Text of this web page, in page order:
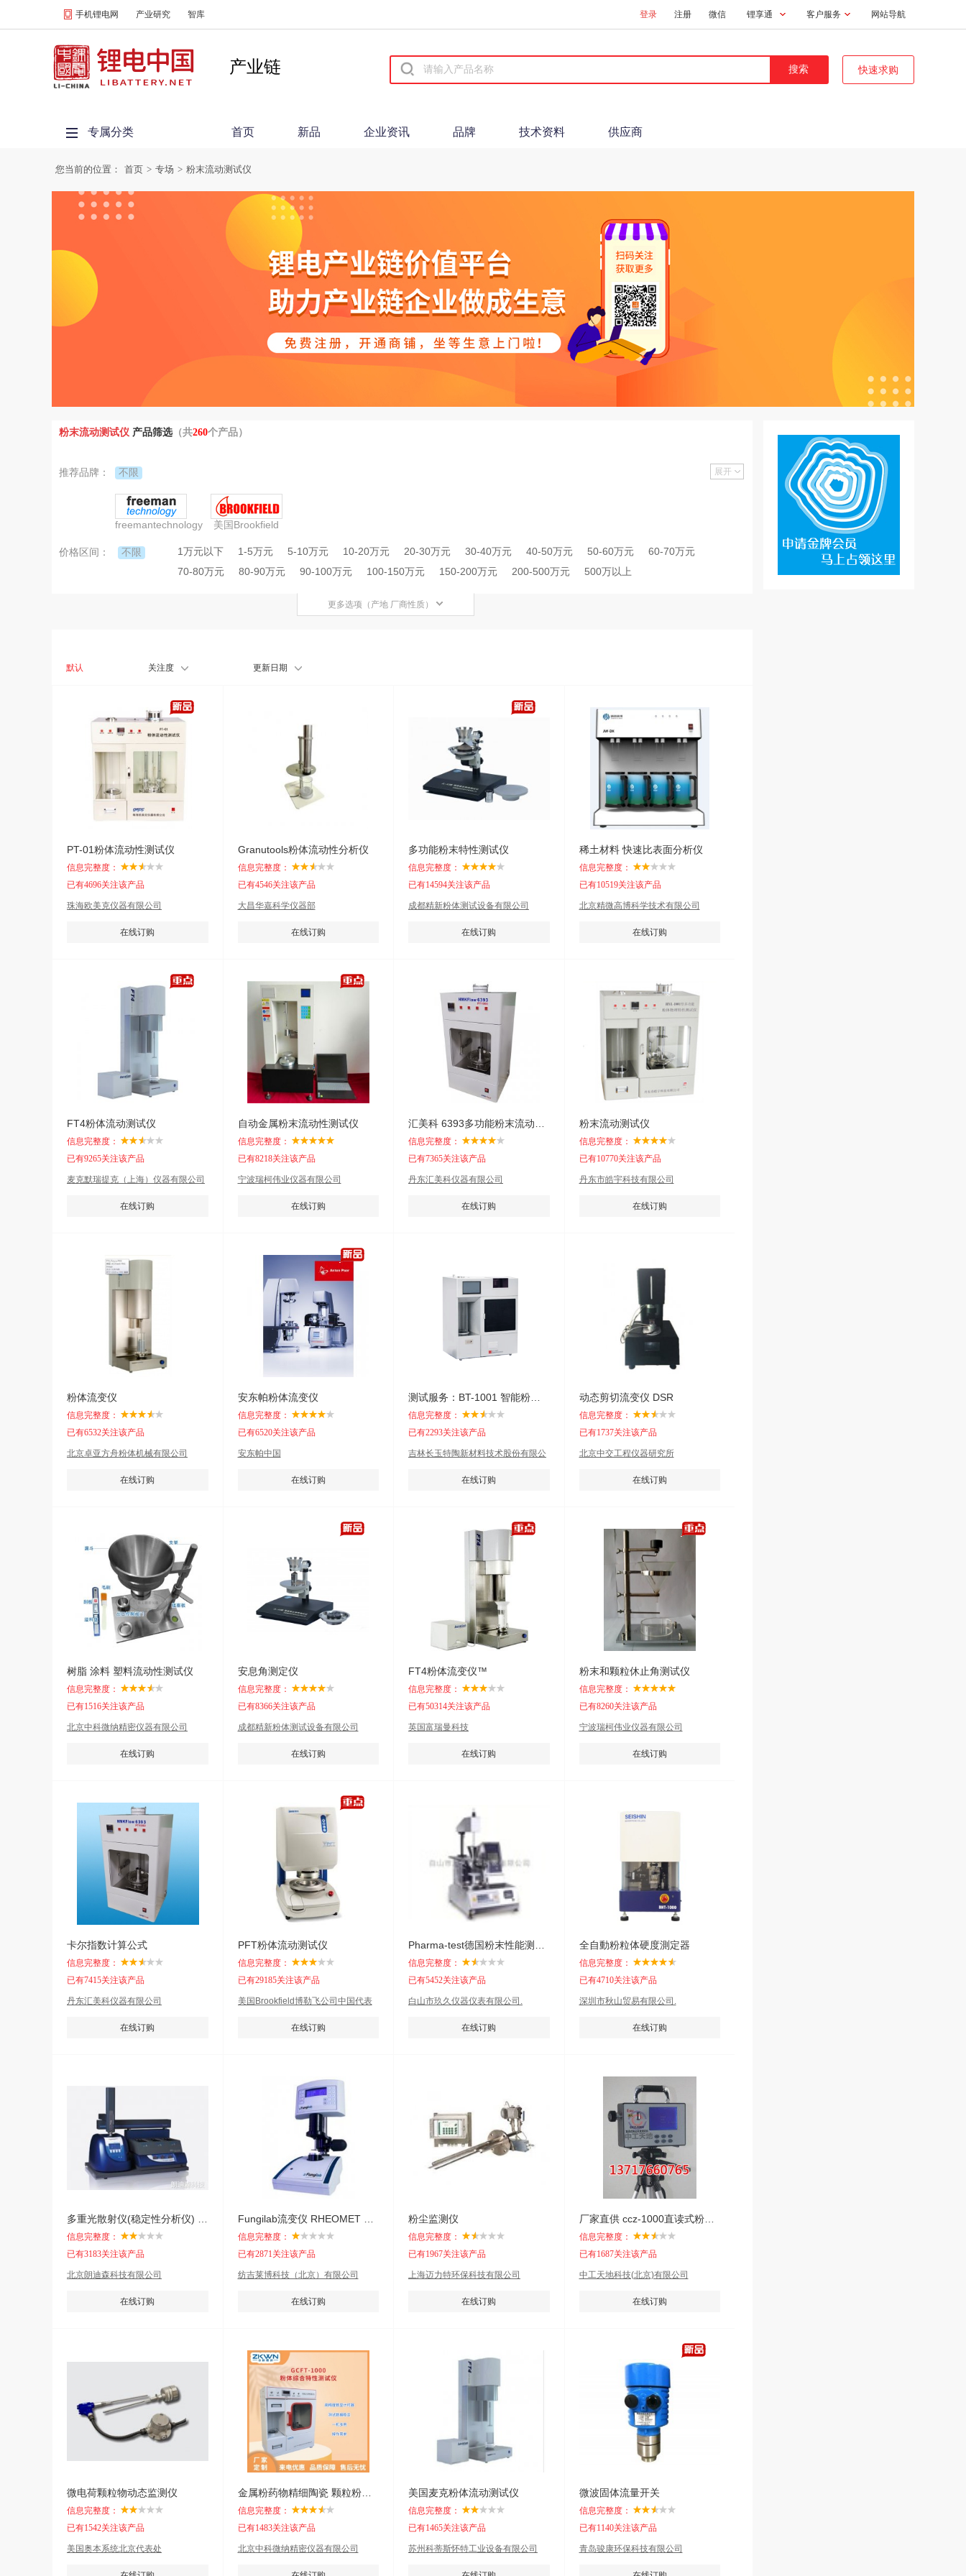
手机锂电网 产业研究 智库 登录 注册 微信 锂享通 客户服务 网站导航
产业链 快速求购
专属分类 首页 新品 企业资讯 品牌 技术资料 供应商
您当前的位置： 首页 > 专场 > 粉末流动测试仪
粉末流动测试仪 产品筛选（共260个产品）
推荐品牌： 不限 展开
freemantechnology 美国Brookfield
价格区间： 不限 1万元以下 1-5万元 5-10万元 10-20万元 20-30万元 30-40万元 40-50万元 50-60万元
60-70万元
70-80万元
80-90万元 90-100万元 100-150万元 150-200万元 200-500万元 500万以上
更多选项（产地 厂商性质）
默认 关注度 更新日期
PT-01粉体流动性测试仪
信息完整度：
已有4696关注该产品
珠海欧美克仪器有限公司
在线订购
Granutools粉体流动性分析仪
信息完整度：
已有4546关注该产品
大昌华嘉科学仪器部
在线订购
多功能粉末特性测试仪
信息完整度：
已有14594关注该产品
成都精新粉体测试设备有限公司
在线订购
稀土材料 快速比表面分析仪
信息完整度：
已有10519关注该产品
北京精微高博科学技术有限公司
在线订购
FT4粉体流动测试仪
信息完整度：
已有9265关注该产品
麦克默瑞提克（上海）仪器有限公司
在线订购
自动金属粉末流动性测试仪
信息完整度：
已有8218关注该产品
宁波瑞柯伟业仪器有限公司
在线订购
信息完整度：
已有7365关注该产品
丹东汇美科仪器有限公司
在线订购
粉末流动测试仪
信息完整度：
已有10770关注该产品
丹东市皓宇科技有限公司
在线订购
粉体流变仪
信息完整度：
已有6532关注该产品
北京卓亚方舟粉体机械有限公司
在线订购
安东帕粉体流变仪
信息完整度：
已有6520关注该产品
安东帕中国
在线订购
信息完整度：
已有2293关注该产品
吉林长玉特陶新材料技术股份有限公
在线订购
动态剪切流变仪 DSR
信息完整度：
已有1737关注该产品
北京中交工程仪器研究所
在线订购
树脂 涂料 塑料流动性测试仪
信息完整度：
已有1516关注该产品
北京中科微纳精密仪器有限公司
在线订购
安息角测定仪
信息完整度：
已有8366关注该产品
成都精新粉体测试设备有限公司
在线订购
FT4粉体流变仪™
信息完整度：
已有50314关注该产品
英国富瑞曼科技
在线订购
粉末和颗粒休止角测试仪
信息完整度：
已有8260关注该产品
宁波瑞柯伟业仪器有限公司
在线订购
卡尔指数计算公式
信息完整度：
已有7415关注该产品
丹东汇美科仪器有限公司
在线订购
PFT粉体流动测试仪
信息完整度：
已有29185关注该产品
美国Brookfield博勒飞公司中国代表
在线订购
信息完整度：
已有5452关注该产品
白山市玖久仪器仪表有限公司.
在线订购
全自動粉粒体硬度測定器
信息完整度：
已有4710关注该产品
深圳市秋山贸易有限公司.
在线订购
信息完整度：
已有3183关注该产品
北京朗迪森科技有限公司
在线订购
信息完整度：
已有2871关注该产品
纺吉莱博科技（北京）有限公司
在线订购
粉尘监测仪
信息完整度：
已有1967关注该产品
上海迈力特环保科技有限公司
在线订购
厂家直供 ccz-1000直读式粉尘测定仪
信息完整度：
已有1687关注该产品
中工天地科技(北京)有限公司
在线订购
微电荷颗粒物动态监测仪
信息完整度：
已有1542关注该产品
美国奥本系统北京代表处
金属粉药物精细陶瓷 颗粒粉末 粉体综合特性测试仪
信息完整度：
已有1483关注该产品
北京中科微纳精密仪器有限公司
美国麦克粉体流动测试仪
信息完整度：
已有1465关注该产品
苏州科蒂斯怀特工业设备有限公司
微波固体流量开关
信息完整度：
已有1140关注该产品
青岛骏康环保科技有限公司